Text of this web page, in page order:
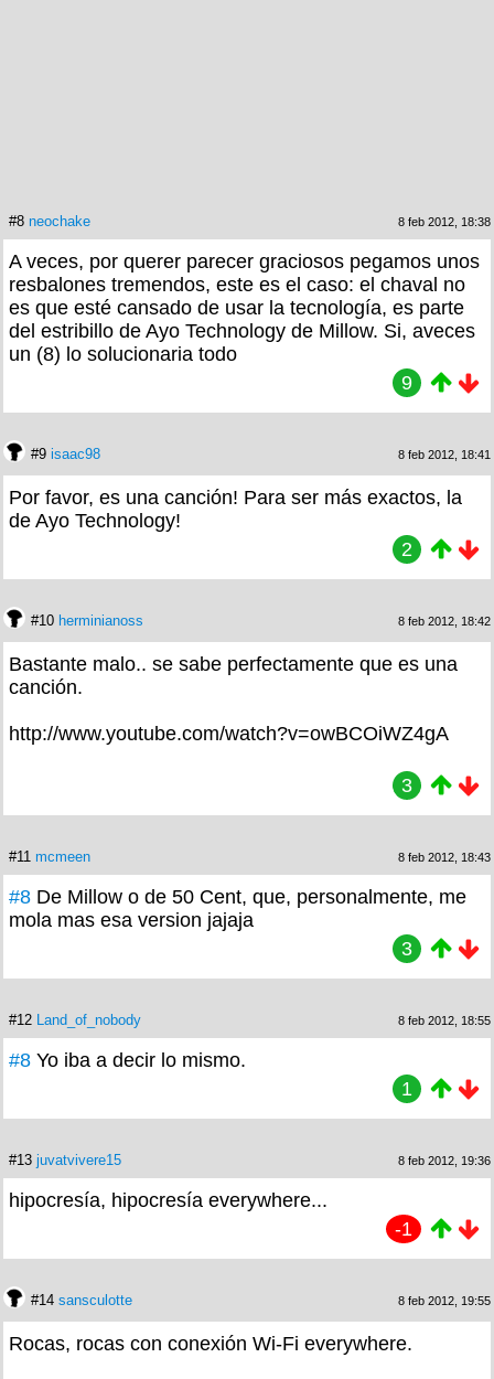
#8 neochake 8 feb 2012, 18:38
A veces, por querer parecer graciosos pegamos unos
resbalones tremendos, este es el caso: el chaval no
es que esté cansado de usar la tecnología, es parte
del estribillo de Ayo Technology de Millow. Si, aveces
un (8) lo solucionaria todo
9
#9 isaac98 8 feb 2012, 18:41
Por favor, es una canción! Para ser más exactos, la
de Ayo Technology!
2
#10 herminianoss 8 feb 2012, 18:42
Bastante malo.. se sabe perfectamente que es una
canción.
http://www.youtube.com/watch?v=owBCOiWZ4gA
3
#11 mcmeen 8 feb 2012, 18:43
#8 De Millow o de 50 Cent, que, personalmente, me
mola mas esa version jajaja
3
#12 Land_of_nobody 8 feb 2012, 18:55
#8 Yo iba a decir lo mismo.
1
#13 juvatvivere15 8 feb 2012, 19:36
hipocresía, hipocresía everywhere...
-1
#14 sansculotte 8 feb 2012, 19:55
Rocas, rocas con conexión Wi-Fi everywhere.